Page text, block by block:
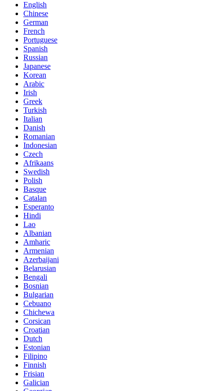
English
Chinese
German
French
Portuguese
Spanish
Russian
Japanese
Korean
Arabic
Irish
Greek
Turkish
Italian
Danish
Romanian
Indonesian
Czech
Afrikaans
Swedish
Polish
Basque
Catalan
Esperanto
Hindi
Lao
Albanian
Amharic
Armenian
Azerbaijani
Belarusian
Bengali
Bosnian
Bulgarian
Cebuano
Chichewa
Corsican
Croatian
Dutch
Estonian
Filipino
Finnish
Frisian
Galician